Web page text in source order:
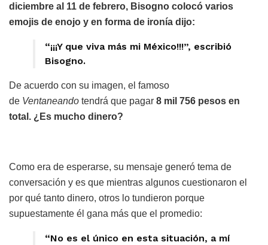
diciembre al 11 de febrero, Bisogno colocó varios
emojis de enojo y en forma de ironía dijo:
“¡¡¡Y que viva más mi México!!!”, escribió
Bisogno.
De acuerdo con su imagen, el famoso
de Ventaneando tendrá que pagar 8 mil 756 pesos en
total. ¿Es mucho dinero?
Como era de esperarse, su mensaje generó tema de
conversación y es que mientras algunos cuestionaron el
por qué tanto dinero, otros lo tundieron porque
supuestamente él gana más que el promedio:
“No es el único en esta situación, a mí